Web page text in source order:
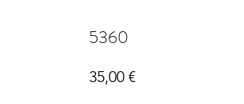
5360
35,00 €Prix